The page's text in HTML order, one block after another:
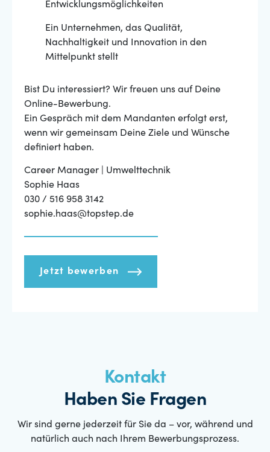
Entwicklungsmöglichkeiten
Ein Unternehmen, das Qualität,
Nachhaltigkeit und Innovation in den
Mittelpunkt stellt
Bist Du interessiert? Wir freuen uns auf Deine
Online-Bewerbung.
Ein Gespräch mit dem Mandanten erfolgt erst,
wenn wir gemeinsam Deine Ziele und Wünsche
definiert haben.
Career Manager | Umwelttechnik
Sophie Haas
030 / 516 958 3142
sophie.haas@topstep.de
Jetzt bewerben
Kontakt
Haben Sie Fragen
Wir sind gerne jederzeit für Sie da – vor, während und
natürlich auch nach Ihrem Bewerbungsprozess.